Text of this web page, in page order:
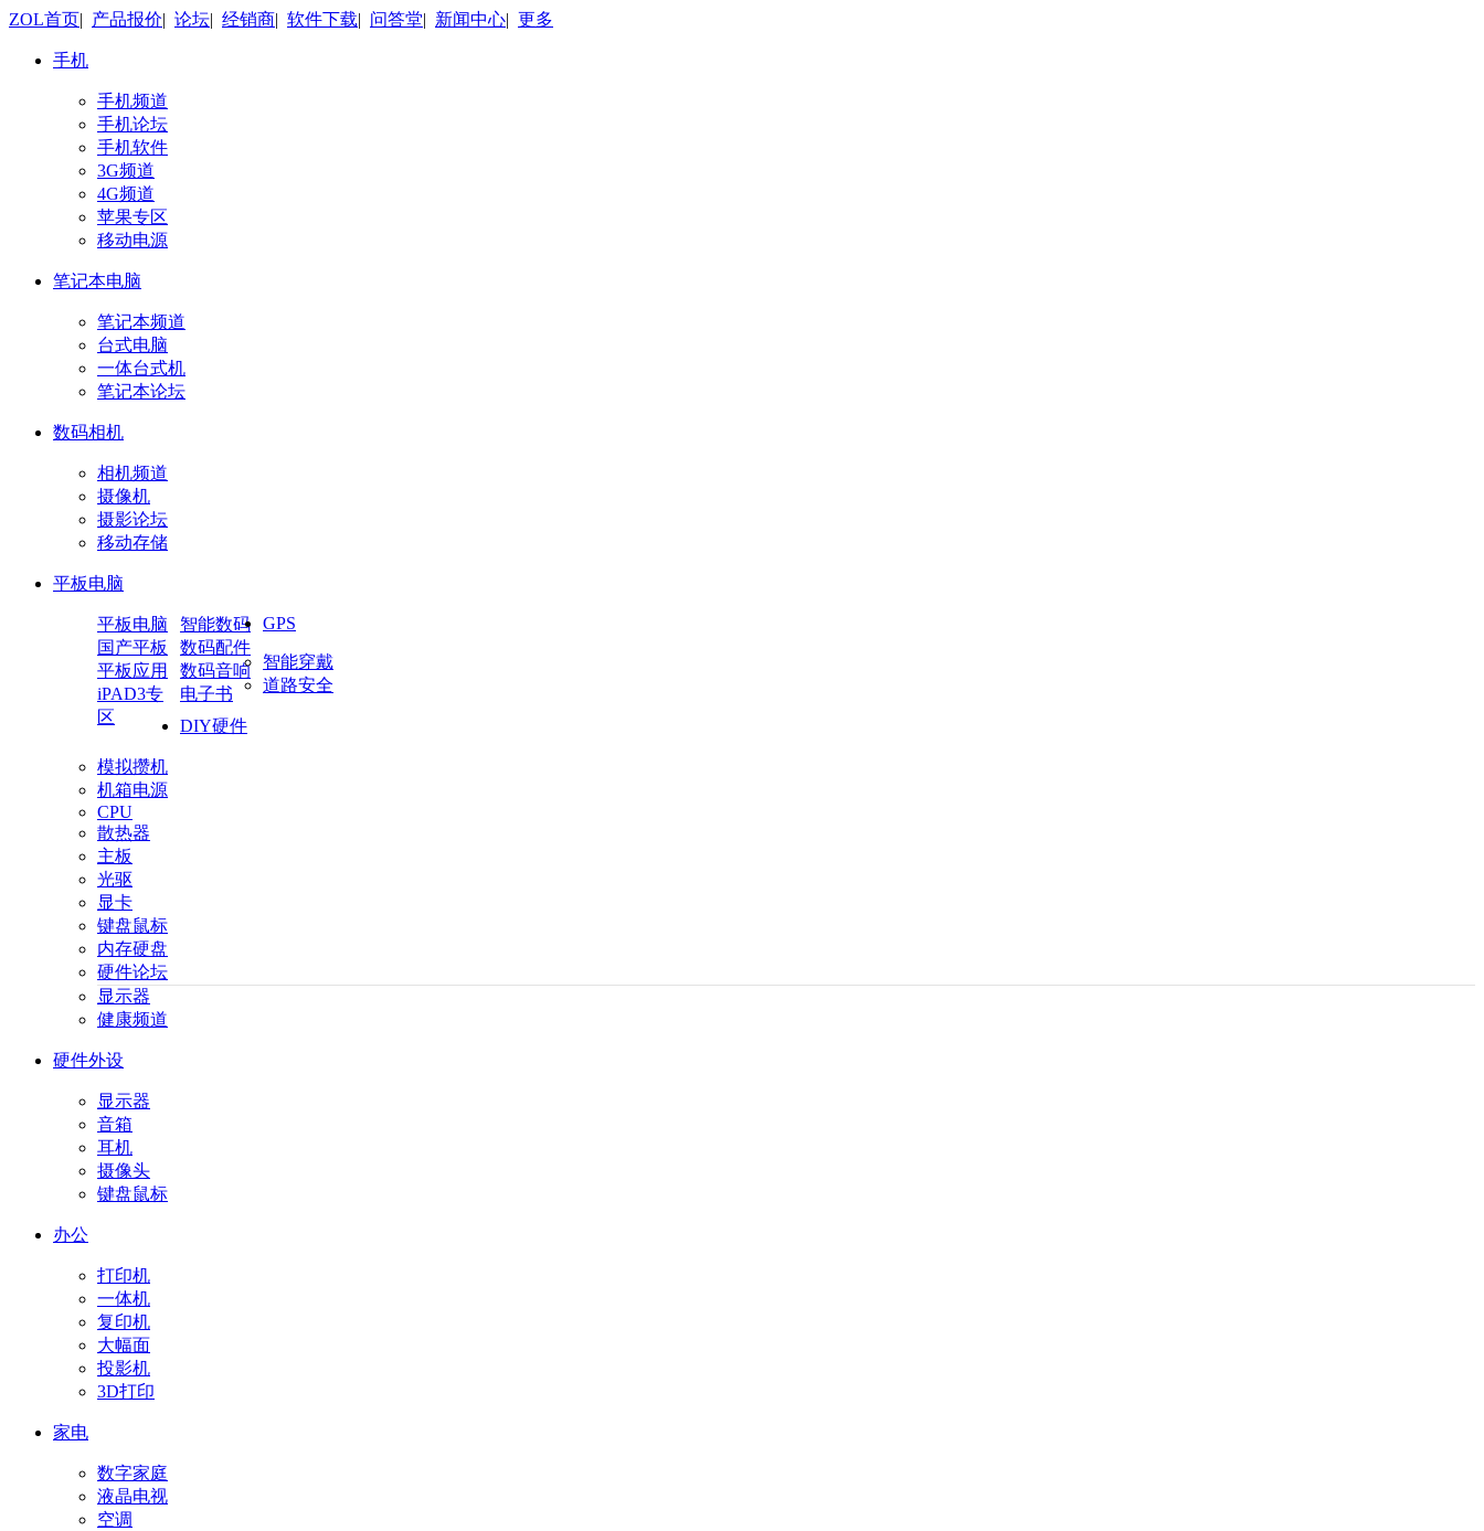
ZOL首页| 产品报价| 论坛| 经销商| 软件下载| 问答堂| 新闻中心| 更多
手机
手机频道
手机论坛
手机软件
3G频道
4G频道
苹果专区
移动电源
笔记本电脑
笔记本频道
台式电脑
一体台式机
笔记本论坛
数码相机
相机频道
摄像机
摄影论坛
移动存储
平板电脑
平板电脑
智能数码
国产平板
数码配件
平板应用
数码音响
iPAD3专
区
电子书
GPS
智能穿戴
道路安全
DIY硬件
模拟攒机
机箱电源
CPU
散热器
主板
光驱
显卡
键盘鼠标
内存硬盘
硬件论坛
显示器
健康频道
硬件外设
显示器
音箱
耳机
摄像头
键盘鼠标
办公
打印机
一体机
复印机
大幅面
投影机
3D打印
家电
数字家庭
液晶电视
空调